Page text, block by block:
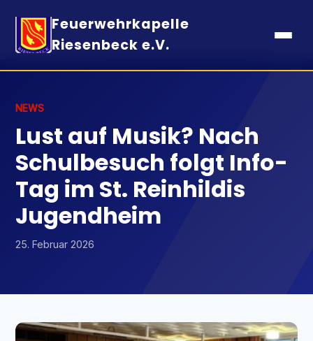
Feuerwehrkapelle
Riesenbeck e.V.
NEWS
Lust auf Musik? Nach
Schulbesuch folgt Info-
Tag im St. Reinhildis
Jugendheim
25. Februar 2026